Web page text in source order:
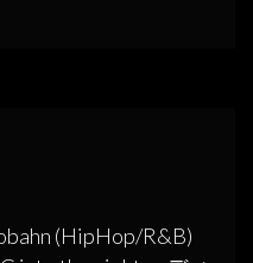
(HipHop/R&B)